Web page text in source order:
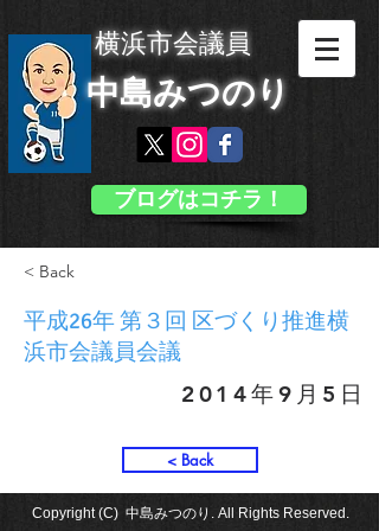
横浜市会議員
中島みつのり
ブログはコチラ！
< Back
平成26年 第３回 区づくり推進横
浜市会議員会議
2014年9月5日
< Back
Copyright (C) 中島みつのり. All Rights Reserved.